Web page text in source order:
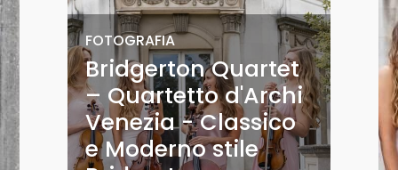
FOTOGRAFIA
Bridgerton Quartet
– Quartetto d'Archi
Venezia - Classico
e Moderno stile
FOTOGRAFIA
Bridgerton Quartet
– Quartetto d'Archi
Venezia - Classico
e Moderno stile
FOTOGRAFIA
Bridgerton Quartet
– Quartetto d'Archi
Venezia - Classico
e Moderno stile